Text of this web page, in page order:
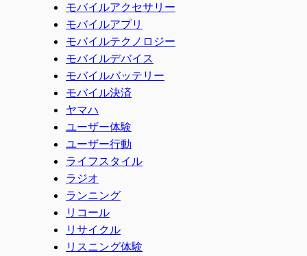
モバイルアクセサリー
モバイルアプリ
モバイルテクノロジー
モバイルデバイス
モバイルバッテリー
モバイル決済
ヤマハ
ユーザー体験
ユーザー行動
ライフスタイル
ラジオ
ランニング
リコール
リサイクル
リスニング体験